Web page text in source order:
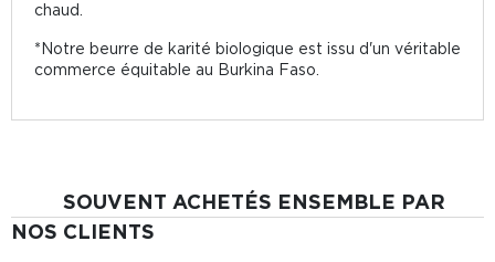
chaud.
*Notre beurre de karité biologique est issu d'un véritable
commerce équitable au Burkina Faso.
SOUVENT ACHETÉS ENSEMBLE PAR
NOS CLIENTS